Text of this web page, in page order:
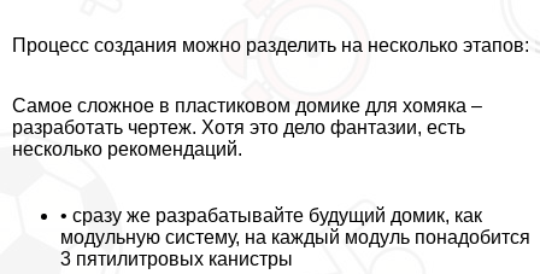
Процесс создания можно разделить на несколько этапов:
Самое сложное в пластиковом домике для хомяка –
разработать чертеж. Хотя это дело фантазии, есть
несколько рекомендаций.
• сразу же разpaбатывайте будущий домик, как
модульную систему, на каждый модуль понадобится
3 пятилитровых канистры